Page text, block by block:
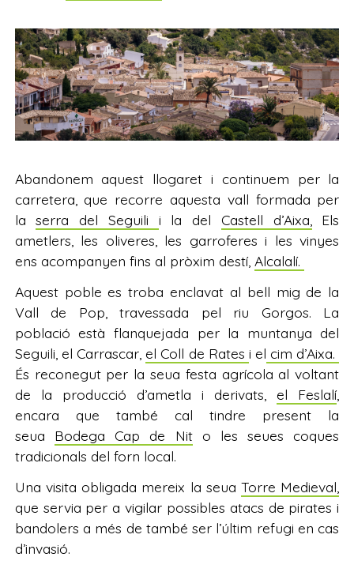
Abandonem aquest llogaret i continuem per la
carretera, que recorre aquesta vall formada per
laserra del Seguili i la del Castell d’Aixa,
Els
ametlers, les oliveres, les garroferes i les vinyes
ens acompanyen fins al pròxim destí, Alcalalí.
Aquest poble es troba enclavat al bell mig de la
Vall de Pop, travessada pel riu Gorgos. La
població està flanquejada per la muntanya del
Seguili, el Carrascar,el Coll de Rates i el cim d’Aixa.
És reconegut per la seua festa agrícola al voltant
de la producció d’ametla i derivats,el Feslalí,
encara que també cal tindre present la
seua Bodega Cap de Nito les seues coques
tradicionals del forn local.
Una visita obligada mereix la seuaTorre Medieval,
que servia per a vigilar possibles atacs de pirates i
bandolers a més de també ser l’últim refugi en cas
d’invasió.